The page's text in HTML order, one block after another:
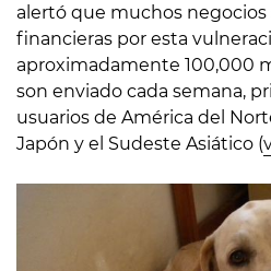
alertó que muchos
financieras por esta
aproximadamente 100,000
son enviado cada semana,
usuarios de América del
Japón y el Sudeste Asiático (